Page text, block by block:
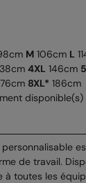
M106cm L
4XL 146cm
8XL* 186cm
de travail.
à toutes les